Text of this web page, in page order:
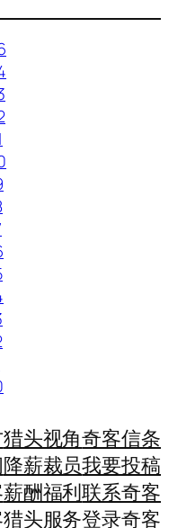
猎头视角
降薪裁员
薪酬福利
猎头服务
奇客信条
我要投稿
联系奇客
登录奇客